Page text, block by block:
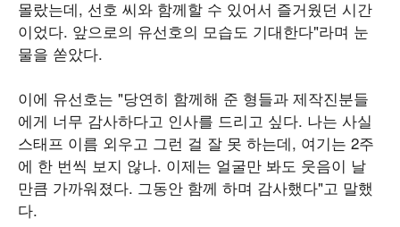
몰랐는데, 선호 씨와 함께할 수 있어서 즐거웠던 시간
이었다. 앞으로의 유선호의 모습도 기대한다"라며 눈
물을 쏟았다.
이에 유선호는 "당연히 함께해 준 형들과 제작진분들
에게 너무 감사하다고 인사를 드리고 싶다. 나는 사실
스태프 이름 외우고 그런 걸 잘 못 하는데, 여기는 2주
에 한 번씩 보지 않나. 이제는 얼굴만 봐도 웃음이 날
만큼 가까워졌다. 그동안 함께 하며 감사했다"고 말했
다.